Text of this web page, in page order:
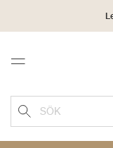
Menu
SÖK